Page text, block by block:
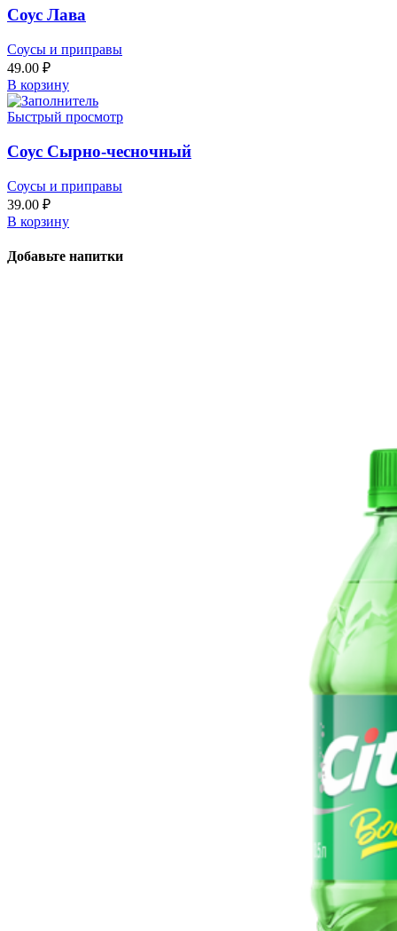
Соус Лава
Соусы и приправы
49.00 ₽
В корзину
Быстрый просмотр
Соус Сырно-чесночный
Соусы и приправы
39.00 ₽
В корзину
Добавьте напитки